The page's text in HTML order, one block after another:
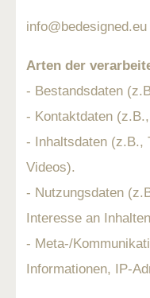
info@bedesigned.eu
Arten der
- Bestandsdaten
- Kontaktdaten
- Inhaltsdaten (z.B.,
Videos).
- Nutzungsdaten
Interesse an
- Meta-/
Informationen, IP-